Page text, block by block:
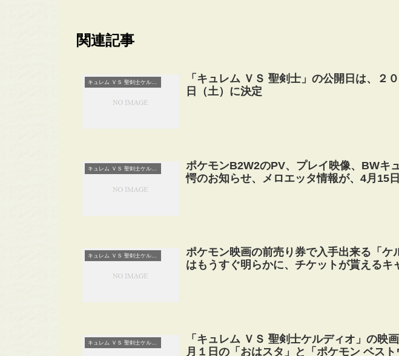
関連記事
キュレム ＶＳ 聖剣士ケルディオ
「キュレム ＶＳ 聖剣士」の公開日は、２
日（土）に決定
キュレム ＶＳ 聖剣士ケルディオ
ポケモンB2W2のPV、プレイ映像、BWキ
愕のお知らせ、メロエッタ情報が、4月15
キュレム ＶＳ 聖剣士ケルディオ
ポケモン映画の前売り券で入手出来る「ケ
はもうすぐ明らかに、チケットが貰えるキ
キュレム ＶＳ 聖剣士ケルディオ
「キュレム ＶＳ 聖剣士ケルディオ」の映
月１日の「おはスタ」と「ポケモン ベス